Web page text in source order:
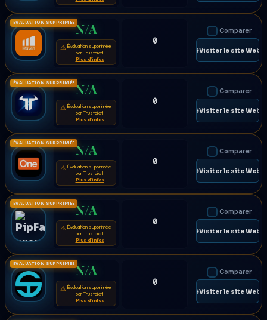
ÉVALUATION SUPPRIMÉEN/A
⚠ Évaluation supprimée
par Trustpilot
Plus d'infos
0
Comparer
🌐 Visiter le site Web
ÉVALUATION SUPPRIMÉEN/A
⚠ Évaluation supprimée
par Trustpilot
Plus d'infos
0
Comparer
🌐 Visiter le site Web
ÉVALUATION SUPPRIMÉEN/A
⚠ Évaluation supprimée
par Trustpilot
Plus d'infos
0
Comparer
🌐 Visiter le site Web
ÉVALUATION SUPPRIMÉEN/A
⚠ Évaluation supprimée
par Trustpilot
Plus d'infos
0
Comparer
🌐 Visiter le site Web
ÉVALUATION SUPPRIMÉEN/A
⚠ Évaluation supprimée
par Trustpilot
Plus d'infos
0
Comparer
🌐 Visiter le site Web